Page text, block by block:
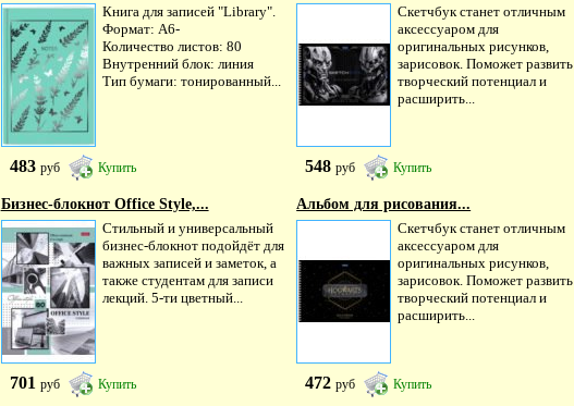
Книга для записей "Library".
Формат: А6-
Количество листов: 80
Внутренний блок: линия
Тип бумаги: тонированный...
483 руб Купить
Скетчбук станет отличным
аксессуаром для
оригинальных рисунков,
зарисовок. Поможет развить
творческий потенциал и
расширить...
548руб Купить
Бизнес-блокнот Office Style,...
Стильный и универсальный
бизнес-блокнот подойдёт для
важных записей и заметок, а
также студентам для записи
лекций. 5-ти цветный...
701 руб Купить
Альбом для рисования...
Скетчбук станет отличным
аксессуаром для
оригинальных рисунков,
зарисовок. Поможет развить
творческий потенциал и
расширить...
472руб Купить